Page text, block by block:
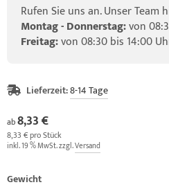
Rufen Sie uns an. Unser
Montag - Donnerstag:von
Freitag:von 08:30 bis 14:00
Lieferzeit:8-14 Tage
ab8,33 €
8,33 € pro Stück
inkl. 19 % MwSt. zzgl.Versand
Gewicht